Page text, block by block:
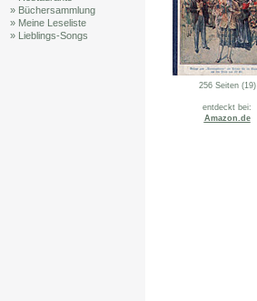
» Büchersammlung
» Meine Leseliste
» Lieblings-Songs
256 Seiten (19)
entdeckt bei:
Amazon.de